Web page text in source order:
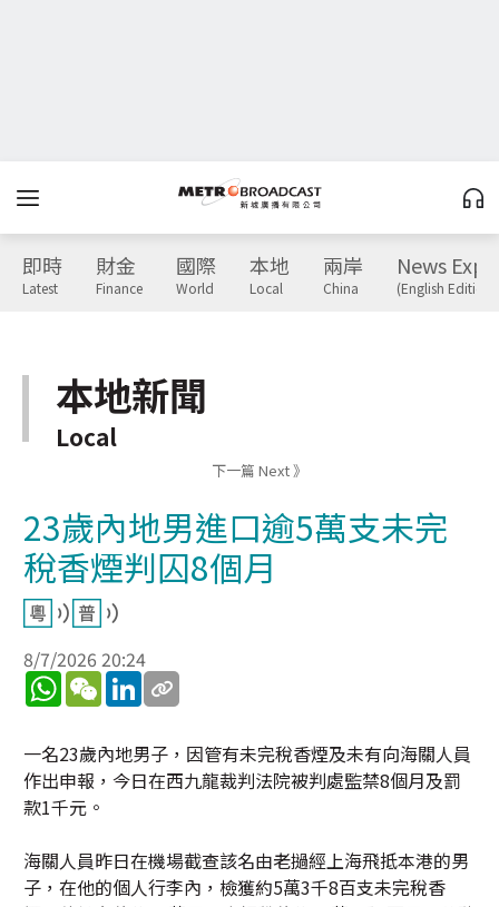
即時
Latest
財金
Finance
國際
World
本地
Local
兩岸
China
News
(English Edition)
本地新聞
Local
下一篇 Next 》
23歲內地男進口逾5萬支未完
稅香煙判囚8個月
8/7/2026 20:24
WhatsApp
WeChatLinkedIn
一名23歲內地男子，因管有未完稅香煙及未有向海關人員
作出申報，今日在西九龍裁判法院被判處監禁8個月及罰
款1千元。
海關人員昨日在機場截查該名由老撾經上海飛抵本港的男
子，在他的個人行李內，檢獲約5萬3千8百支未完稅香